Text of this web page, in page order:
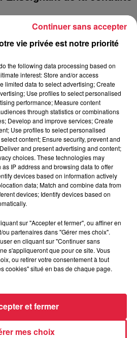
vie privée est notre priorité
the following data processing based on
interest: Store and/or access
limited data to select advertising; Create
Use profiles to select personalised
performance; Measure content
through statistics or combinations
Develop and improve services; Create
Use profiles to select personalised
content; Ensure security, prevent and
and present advertising and content;
choices. These technologies may
IP address and browsing data to offer
devices based on information actively
data; Match and combine data from
devices; Identify devices based on
sur "Accepter et fermer", ou affiner en
partenaires dans "Gérer mes choix".
en cliquant sur "Continuer sans
s'appliqueront que pour ce site. Vous
ou retirer votre consentement à tout
cookies" situé en bas de chaque page.
mes choix
et fermer
Continuer sans accepter